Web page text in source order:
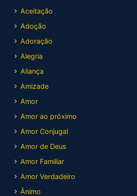
Aceitação
Adoção
Adoração
Alegria
Aliança
Amizade
Amor
Amor ao próximo
Amor Conjugal
Amor de Deus
Amor Familiar
Amor Verdadeiro
Ânimo